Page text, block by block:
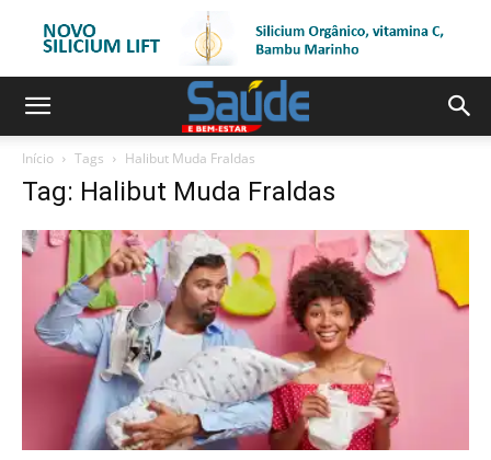
Início Tags Halibut Muda Fraldas
Tag: Halibut Muda Fraldas